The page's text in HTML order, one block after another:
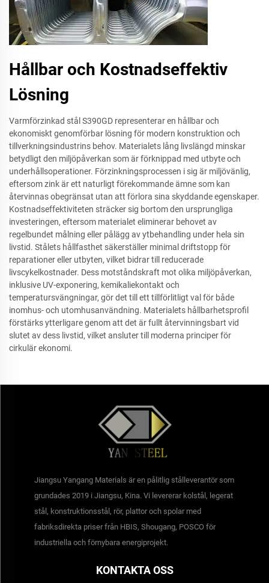
Hållbar och Kostnadseffektiv
Lösning
Varmförzinkad stål S390GD representerar en hållbar och
ekonomiskt genomförbar lösning för modern konstruktion och
tillverkningsindustrins behov. Materialets lång livslängd minskar
betydligt den miljöpåverkan som är förknippad med utbyte och
underhållsoperationer. Förzinkningsprocessen i sig är miljövänlig,
eftersom zink är ett naturligt förekommande ämne som kan
återvinnas obegränsat utan att förlora sina skyddande egenskaper.
Kostnadseffektiviteten sträcker sig bortom den ursprungliga
investeringen, eftersom materialet eliminerar behovet av
regelbundet målning eller pålägg av ytbehandling under hela sin
livstid. Stålets hållfasthet säkerställer minimal driftstopp för
reparationer eller utbyten, vilket bidrar till reducerade
livscykelkostnader. Dess motståndskraft mot olika miljöpåverkan,
inklusive UV-exponering, kemikaliekontakt och
temperatursvängningar, gör det till ett tillförlitligt val för både
inomhus- och utomhusanvändning. Materialets hållbarhetsprofil
förstärks ytterligare genom att det är fullt återvinningsbart vid
slutet av dess livstid, vilket ansluter till moderna principer för
cirkulär ekonomi.
Jiangsu Yangang Materials är en pålitlig stålleverantör som
grundades 2019 i Jiangsu, Kina. Vi levererar kolstål, legerat
stål, konstruktionsstål, rör, plattor och spolar med
fabriksdirekta priser från HBIS, Shougang, POSCO för
industriella och förnybara energiprojekt.
KONTAKTA OSS